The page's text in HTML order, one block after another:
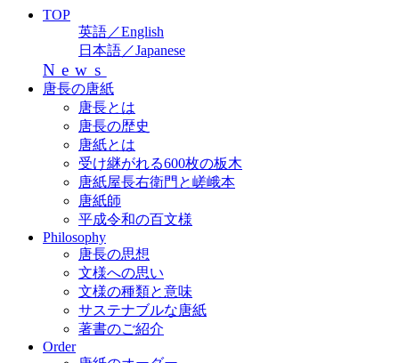
TOP
英語／English
日本語／Japanese
News
唐長の唐紙
唐長とは
唐長の歴史
唐紙とは
受け継がれる600枚の板木
唐紙屋長右衛門と嵯峨本
唐紙師
平成令和の百文様
Philosophy
唐長の思想
文様への思い
文様の種類と意味
サステナブルな唐紙
著書のご紹介
Order